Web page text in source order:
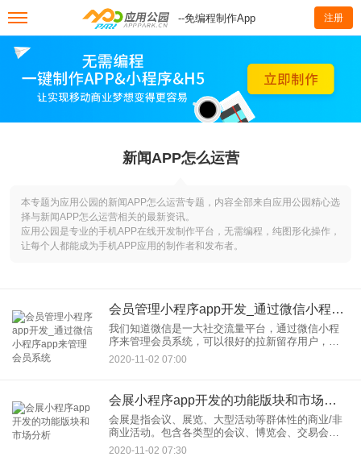
--免编程制作App 注册
新闻APP怎么运营
本专题为应用公园的新闻APP怎么运营专题，内容全部来自应用公园精心选
择与新闻APP怎么运营相关的最新资讯。
应用公园是专业的手机APP在线开发制作平台，无需编程，纯图形化操作，
让每个人都能成为手机APP应用的制作者和发布者。
会员管理小程序app开发_通过微信小程序app来管理会员系统
我们知道微信是一大社交流量平台，通过微信小程
序来管理会员系统，可以很好的拉新留存用户，使
得利润创造一个较大化的过程。小程序会员管理一
般有以下几个模式积分模式：根据会员消费水平去
2020-11-02 07:00
会展小程序app开发的功能版块和市场分析
会展是指会议、展览、大型活动等群体性的商业/非
商业活动。包含各类型的会议、博览会、交易会、
展销会、展示会等。会展具有强大的拉动经济消费
的能力，为企业与产品搭建专业的展示平台，积极
2020-11-02 07:30